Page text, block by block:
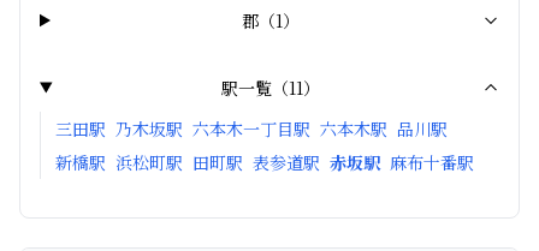
郡 （1）
駅一覧（11）
三田駅 乃木坂駅 六本木一丁目駅 六本木駅 品川駅
新橋駅 浜松町駅 田町駅 表参道駅 赤坂駅 麻布十番駅